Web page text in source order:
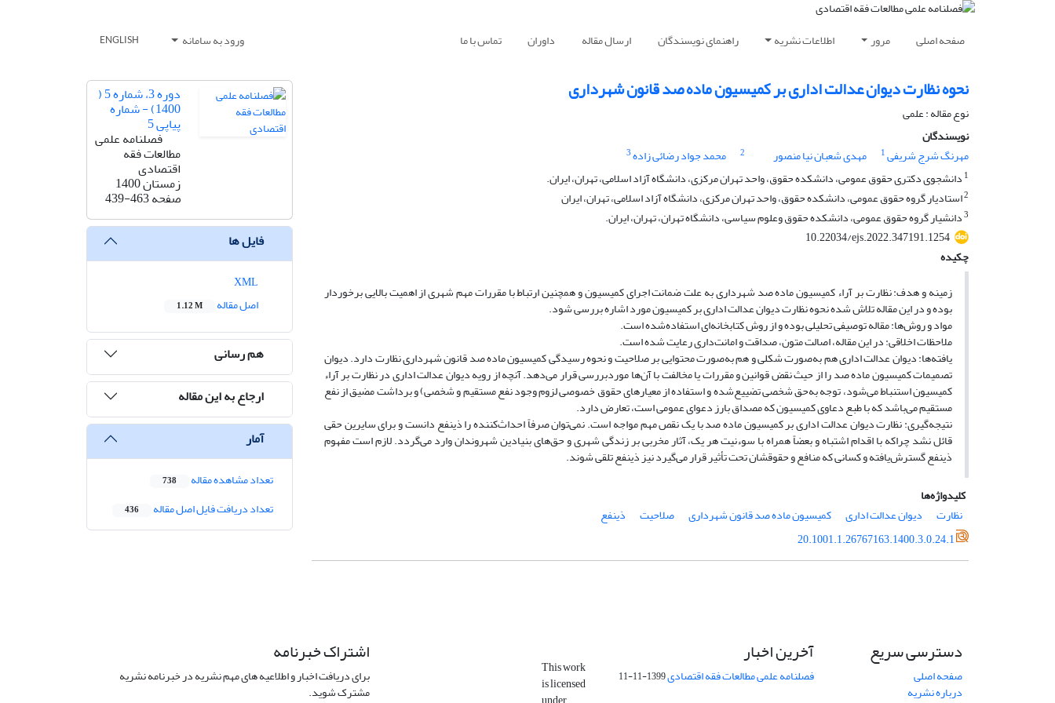
صفحه اصلی مرور اطلاعات نشریه راهنمای نویسندگان ارسال مقاله داوران تماس با ما ورود به سامانه ENGLISH
نحوه نظارت دیوان عدالت اداری بر کمیسیون ماده صد قانون شهرداری
نوع مقاله : علمی
نویسندگان
مهرنگ شرج شریفی1 مهدی شعبان نیا منصور 2 محمد جواد رضائی زاده3
1 دانشجوی دکتری حقوق عمومی، دانشکده حقوق، واحد تهران مرکزی، دانشگاه آزاد اسلامی، تهران، ایران.
2استادیار گروه حقوق عمومی، دانشکده حقوق، واحد تهران مرکزی، دانشگاه آزاد اسلامی، تهران، ایران
3دانشیار گروه حقوق عمومی، دانشکده حقوق وعلوم سیاسی، دانشگاه تهران، تهران، ایران.
10.22034/ejs.2022.347191.1254
چکیده
زمینه و هدف: نظارت بر آراء کمیسیون ماده صد شهرداری به علت ضمانت اجرای کمیسیون و همچنین ارتباط با مقررات مهم شهری از اهمیت بالایی برخوردار
بوده و در این مقاله تلاش شده نحوه نظارت دیوان عدالت اداری بر کمیسیون مورد اشاره بررسی شود.
مواد و روش‌ها: مقاله توصیفی تحلیلی بوده و از روش کتابخانه‌ای استفاده‌شده است.
ملاحظات اخلاقی: در این مقاله، اصالت متون، صداقت و امانت‌داری رعایت شده است.
یافته‌ها: دیوان عدالت اداری هم به‌صورت شکلی و هم به‌صورت محتوایی بر صلاحیت و نحوه رسیدگی کمیسیون ماده صد قانون شهرداری نظارت دارد. دیوان
تصمیمات کمیسیون ماده صد را از حیث نقض قوانین و مقررات یا مخالفت با آن‌ها موردبررسی قرار می‌دهد. آنچه از رویه دیوان عدالت اداری در نظارت بر آراء
کمیسیون استنباط می‌شود، توجه به‌حق شخصی تضییع‌شده و استفاده از معیارهای حقوق خصوصی لزوم وجود نفع مستقیم و شخصی) و برداشت مضیق از نفع
مستقیم می‌باشد که با طبع دعاوی کمیسیون که مصداق بارز دعوای عمومی است، تعارض دارد.
نتیجه‌گیری: نظارت دیوان عدالت اداری بر کمیسیون ماده صد با یک نقص مهم مواجه است. نمی‌توان صرفاً احداث‌کننده را ذینفع دانست و برای سایرین حقی
قائل نشد چراکه با اقدام اشتباه و بعضاً همراه با سوءنیت هر یک، آثار مخربی بر زندگی شهری و حق‌های بنیادین شهروندان وارد می‌گردد. لازم است مفهوم
ذینفع گسترش‌یافته و کسانی که منافع‌ و حقوقشان تحت تأثیر قرار می‌گیرد نیز ذینفع تلقی شوند.
کلیدواژه‌ها
نظارت
دیوان عدالت اداری کمیسیون ماده صد قانون شهرداری صلاحیت
ذینفع
20.1001.1.26767163.1400.3.0.24.1
دوره 3، شماره 5 (
1400) - شماره
پیاپی 5
فصلنامه علمی
مطالعات فقه
اقتصادی
زمستان 1400
صفحه439-463
فایل ها
اصل مقاله
1.12 M
هم رسانی
ارجاع به این مقاله
آمار
تعداد مشاهده مقاله 738
تعداد دریافت فایل اصل مقاله 436
دسترسی سریع
صفحه اصلی
درباره نشریه
آخرین اخبار
فصلنامه علمی مطالعات فقه اقتصادی1399-11-11
This work
is licensed
اشتراک خبرنامه
برای دریافت اخبار و اطلاعیه های مهم نشریه در خبرنامه نشریه
مشترک شوید.